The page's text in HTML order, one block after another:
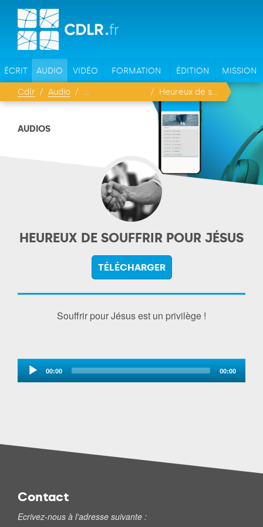
ÉCRIT AUDIO VIDÉO FORMATION ÉDITION MISSION
Cdlr Audio Heureux de souffrir pour Jésus
AUDIOS
HEUREUX DE SOUFFRIR POUR JÉSUS
TÉLÉCHARGER
Souffrir pour Jésus est un privilège !
Audio
Player 00:00 00:00
Contact
Ecrivez-nous à l'adresse suivante :